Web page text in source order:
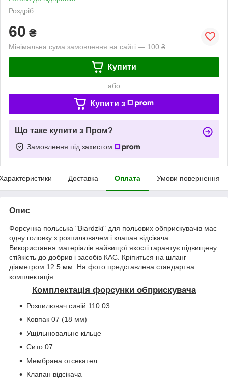
Роздріб
60 ₴
Мінімальна сума замовлення на сайті — 100 ₴
Купити
або
Купити з
Що таке купити з Пром?
Замовлення під захистом
Доставка Оплата Умови повернення
Опис
Форсунка польська "Biardzki" для польових обприскувачів має
одну головку з розпилювачем і клапан відсікача.
Використання матеріалів найвищої якості гарантує підвищену
стійкість до добрив і засобів КАС. Кріпиться на шланг
діаметром 12.5 мм. На фото представлена стандартна
комплектація.
Комплектація форсунки обприскувача
Розпилювач синій 110.03
Ковпак 07 (18 мм)
Ущільнювальне кільце
Сито 07
Мембрана отсекател
Клапан відсікача